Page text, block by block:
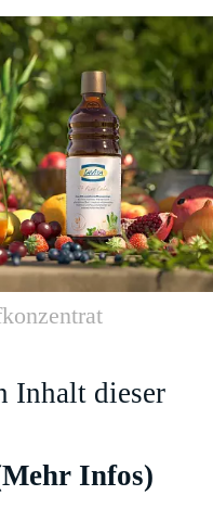
Inhalt dieser
Infos)